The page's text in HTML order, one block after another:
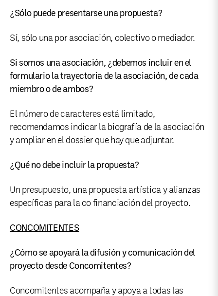
¿Sólo puede presentarse una propuesta?
Sí, sólo una por asociación, colectivo o mediador.
Si somos una asociación, ¿debemos incluir en el
formulario la trayectoria de la asociación, de cada
miembro o de ambos?
El número de caracteres está limitado,
recomendamos indicar la biografía de la asociación
y ampliar en el dossier que hay que adjuntar.
¿Qué no debe incluir la propuesta?
Un presupuesto, una propuesta artística y alianzas
específicas para la co financiación del proyecto.
CONCOMITENTES
¿Cómo se apoyará la difusión y comunicación del
proyecto desde Concomitentes?
Concomitentes acompaña y apoya a todas las